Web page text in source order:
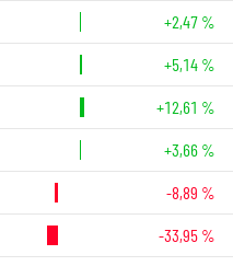
+2,47 %
+5,14 %
+12,61 %
+3,66 %
-8,89 %
-33,95 %